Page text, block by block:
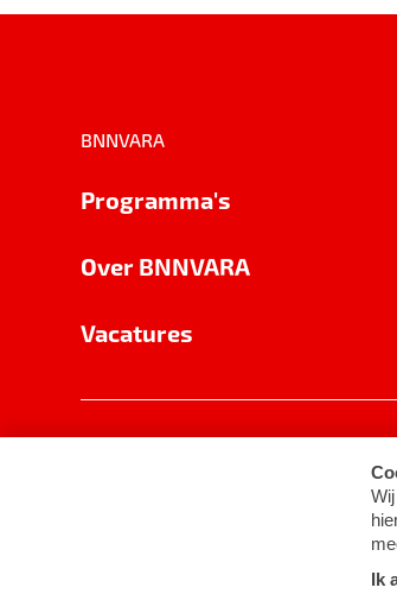
BNNVARA
Programma's
Over BNNVARA
Vacatures
Cookie-instellingen